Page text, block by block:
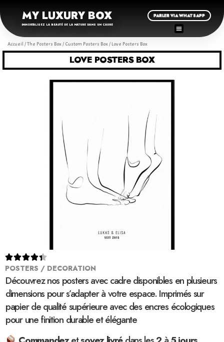
MY LUXURY BOX
IMMORTALISEZ LA BEAUTÉ DE LA NATURE DANS UN CADRE
PARLER VIA WHATSAPP
Accueil /The Posters Box/ Custom Posters Box/ Love Posters Box
LOVE POSTERS BOX

POSTERS / DECORATION
Découvrez nos posters avec cadre disponibles en plusieurs
dimensions pour s’adapter à votre espace. Imprimés sur
papier de qualité supérieure avec des encres écologiques
pour une finition durable et élégante